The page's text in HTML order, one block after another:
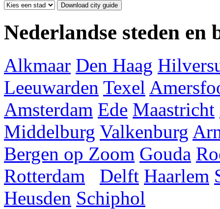
Nederlandse steden en
Alkmaar Den Haag
Leeuwarden Texel
Amsterdam Ede Maastricht
Middelburg Valkenburg
Bergen op Zoom Gouda
Rotterdam
Delft Haarlem
Heusden Schiphol